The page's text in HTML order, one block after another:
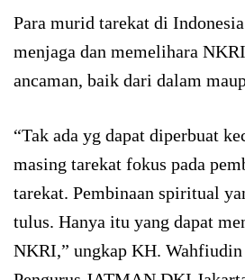
Para murid tarekat di
menjaga dan memelihara
ancaman, baik dari dalam
“Tak ada yg dapat diperbuat
masing tarekat fokus pada
tarekat. Pembinaan spiritual
tulus. Hanya itu yang dapat
NKRI,” ungkap KH. Wahfiudin